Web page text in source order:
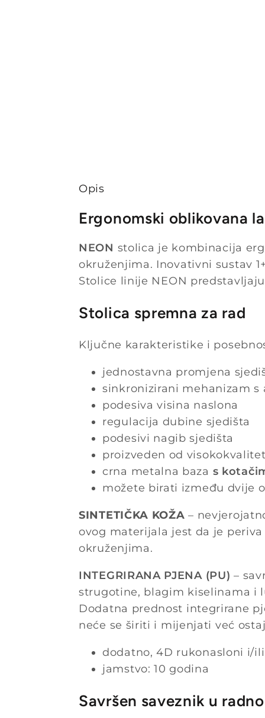
Opis
Ergonomski oblikovana
NEON stolica je kombinacija
okruženjima. Inovativni sustav
Stolice linije NEON
Stolica spremna za rad
Ključne karakteristike i
jednostavna promjena
sinkronizirani mehanizam
podesiva visina naslona
regulacija dubine sjedišta
podesivi nagib sjedišta
proizveden od
crna metalna baza s
možete birati između dvije
SINTETIČKA KOŽA –
ovog materijala jest da je
okruženjima.
INTEGRIRANA PJENA (PU) –
strugotine, blagim kiselinama i
Dodatna prednost integrirane
neće se širiti i mijenjati već
dodatno, 4D rukonasloni i/
jamstvo: 10 godina
Savršen saveznik u